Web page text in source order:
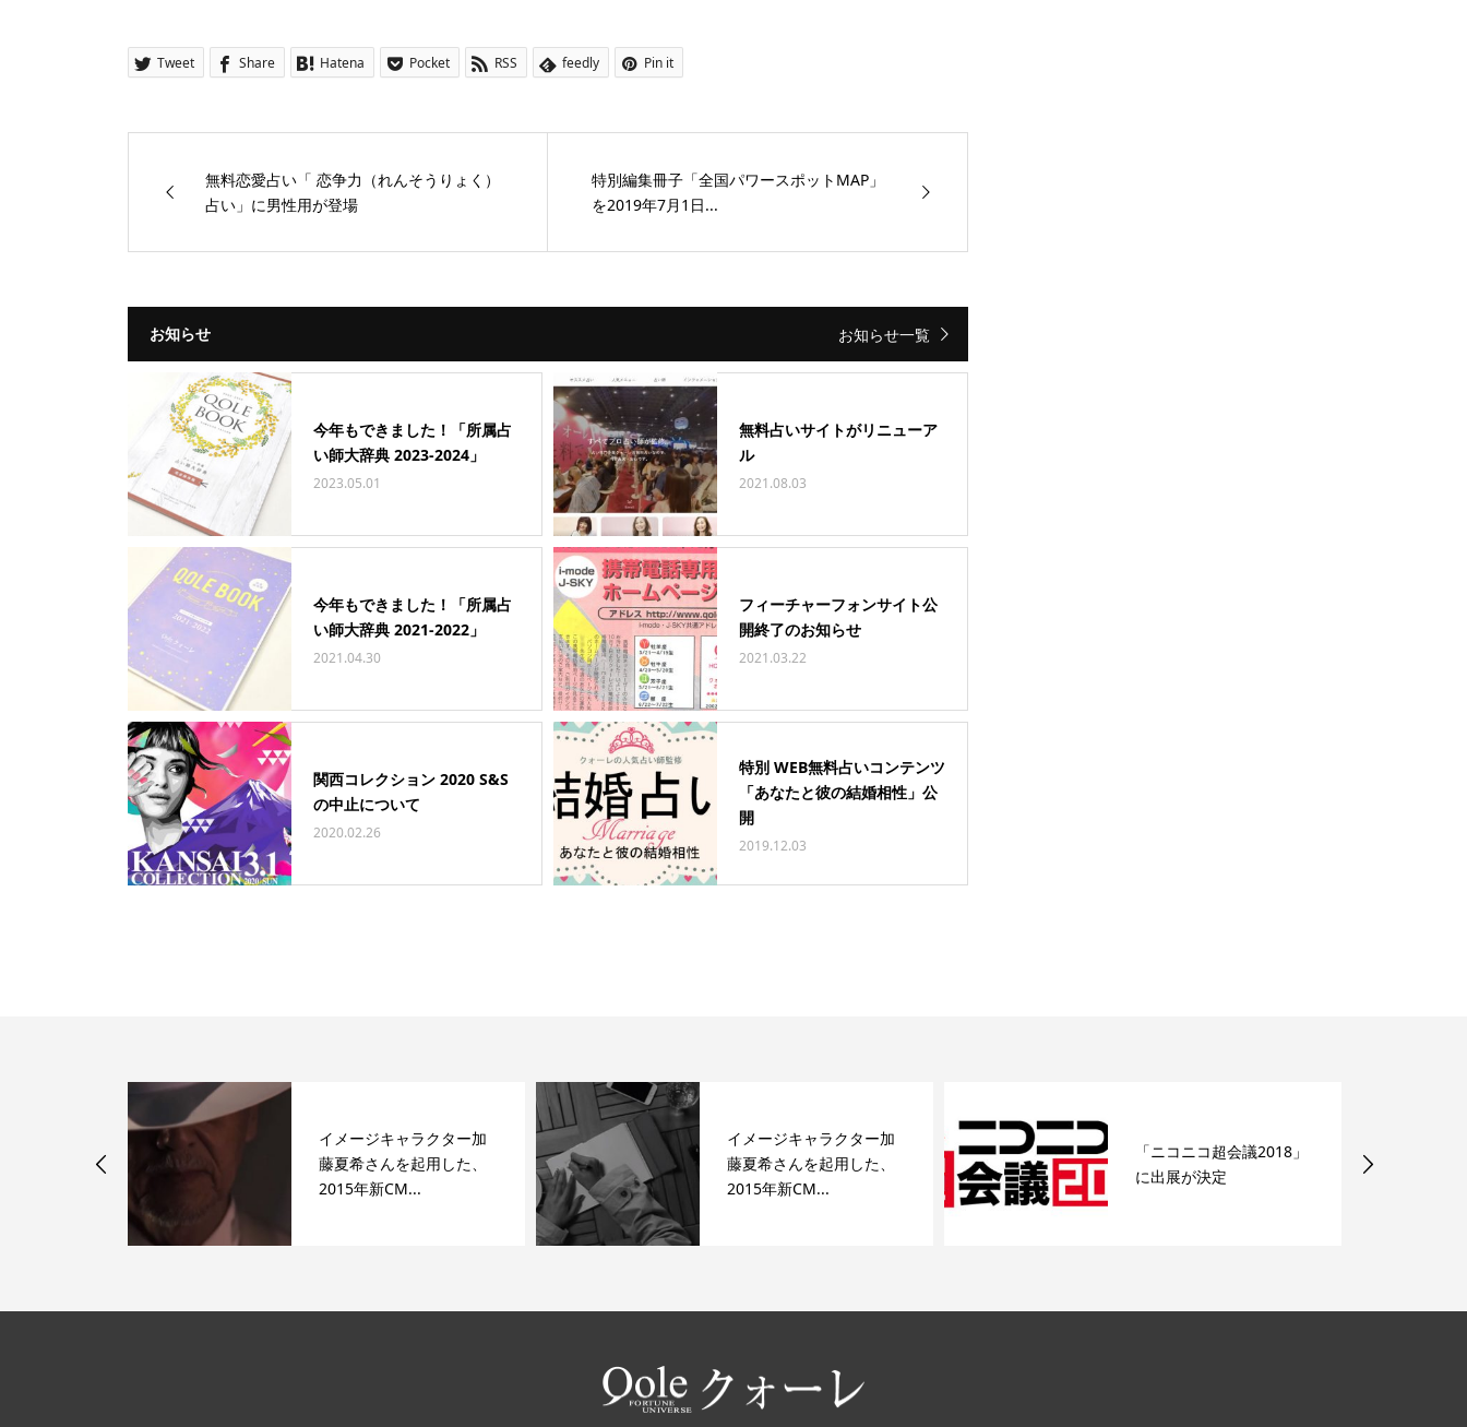
Tweet Share Hatena Pocket RSS feedly Pin it
無料恋愛占い「 恋争力（れんそうりょく）
占い」に男性用が登場
特別編集冊子「全国パワースポットMAP」
を2019年7月1日...
お知らせ お知らせ一覧
今年もできました！「所属占
い師大辞典 2023-2024」
2023.05.01
無料占いサイトがリニューア
ル
2021.08.03
今年もできました！「所属占
い師大辞典 2021-2022」
2021.04.30
フィーチャーフォンサイト公
開終了のお知らせ
2021.03.22
関西コレクション 2020 S&S
の中止について
2020.02.26
特別 WEB無料占いコンテンツ
「あなたと彼の結婚相性」公
開
2019.12.03
イメージキャラクター加
藤夏希さんを起用した、
2015年新CM...
イメージキャラクター加
藤夏希さんを起用した、
2015年新CM...
「ニコニコ超会議2018」
に出展が決定